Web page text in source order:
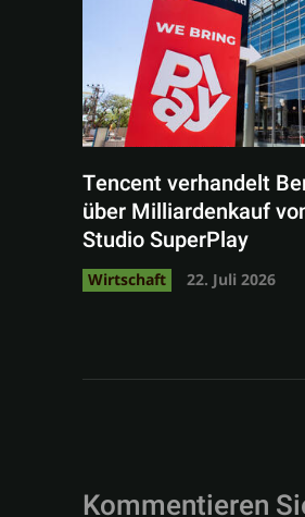
Tencent verhandelt
über Milliardenkauf
Studio SuperPlay
Wirtschaft 22. Juli 2026
Kommentieren